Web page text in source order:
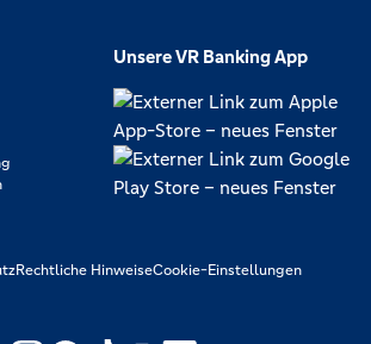
Unsere VR Banking App
Rechtliche HinweiseCookie-Einstellungen